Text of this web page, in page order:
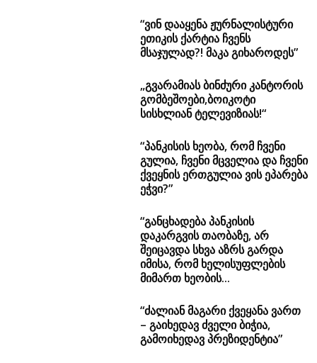
“ვინ დააყენა ჟურნალისტური
ეთიკის ქარტია ჩვენს
მსაჯულად?! მაკა გიხაროდეს”
„გვარამიას ბინძური კანტორის
გომბეშოები,ბოიკოტი
სისხლიან ტელევიზიას!“
“პანკისის ხეობა, რომ ჩვენი
გულია, ჩვენი მცველია და ჩვენი
ქვეყნის ერთგულია ვის ეპარება
ეჭვი?”
“განცხადება პანკისის
დაკარგვის თაობაზე, არ
შეიცავდა სხვა აზრს გარდა
იმისა, რომ ხელისუფლების
მიმართ ხეობის...
“ძალიან მაგარი ქვეყანა ვართ
– გაიხედავ ძველი ბიჭია,
გამოიხედავ პრეზიდენტია”